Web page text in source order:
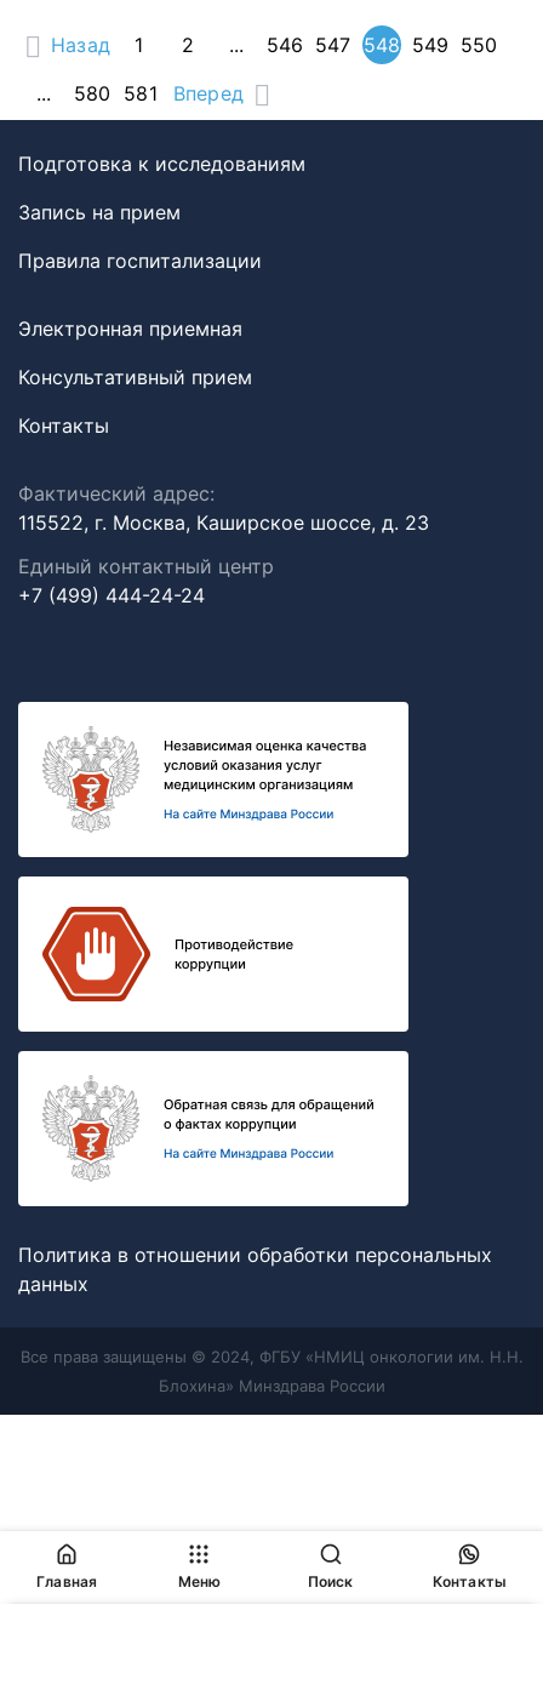
Назад 1 2 ... 546 547 548 549 550
...
580 581 Вперед
Подготовка к исследованиям
Запись на прием
Правила госпитализации
Электронная приемная
Консультативный прием
Контакты
Фактический адрес:
115522, г. Москва, Каширское шоссе, д. 23
Единый контактный центр
+7 (499) 444-24-24
Политика в отношении обработки персональных
данных
Все права защищены © 2024, ФГБУ «НМИЦ онкологии им. Н.Н.
Блохина» Минздрава России
Главная Меню Поиск Контакты